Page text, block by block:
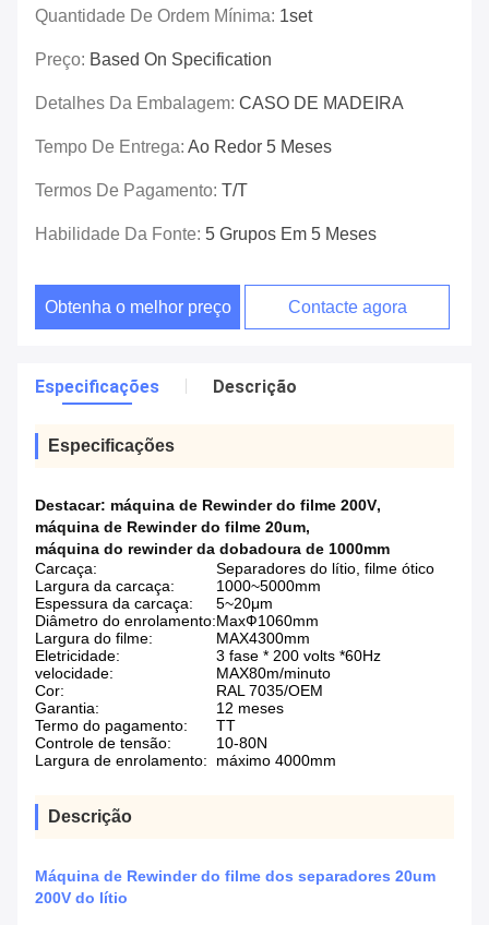
Quantidade De Ordem Mínima: 1set
Preço: Based On Specification
Detalhes Da Embalagem: CASO DE MADEIRA
Tempo De Entrega: Ao Redor 5 Meses
Termos De Pagamento: T/T
Habilidade Da Fonte: 5 Grupos Em 5 Meses
Obtenha o melhor preço Contacte agora
Especificações Descrição
Especificações
Destacar: máquina de Rewinder do filme 200V,
máquina de Rewinder do filme 20um,
máquina do rewinder da dobadoura de 1000mm
Carcaça:
Separadores do lítio, filme ótico
Largura da carcaça:
1000~5000mm
Espessura da carcaça:
5~20μm
Diâmetro do enrolamento:MaxФ1060mm
Largura do filme:
MAX4300mm
Eletricidade:
3 fase * 200 volts *60Hz
velocidade:
MAX80m/minuto
Cor:
RAL 7035/OEM
Garantia:
12 meses
Termo do pagamento:
TT
Controle de tensão:
10-80N
Largura de enrolamento:
máximo 4000mm
Descrição
Máquina de Rewinder do filme dos separadores 20um
200V do lítio